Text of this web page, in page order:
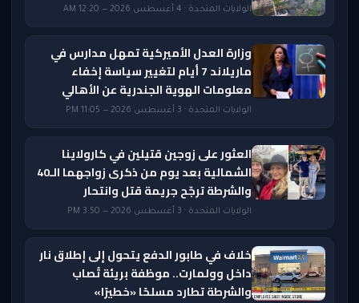
الولايات المتحدة · 4 أغسطس 2026 — 12:20 AM
وزارة العدل الأميركية تمهل مدارس في
ماريلاند 7 أيام لتغيير سياسة إخفاء
معلومات الهوية الجندرية عن الأهالي
الولايات المتحدة · 3 أغسطس 2026 — 11:05 PM
العثور على زوجين قتيلين في كارولاينا
الشمالية بعد يوم من ذكرى زواجهما الـ40
والشرطة ترجّح جريمة قتل وانتحار
الولايات المتحدة · 3 أغسطس 2026 — 3:50 PM
خلاف في طابور الدفع يتحول إلى إطلاق نار
داخل وولمارت.. موظفة بريئة تُصاب
والشرطة تطارد مسلحًا «خطيرًا»